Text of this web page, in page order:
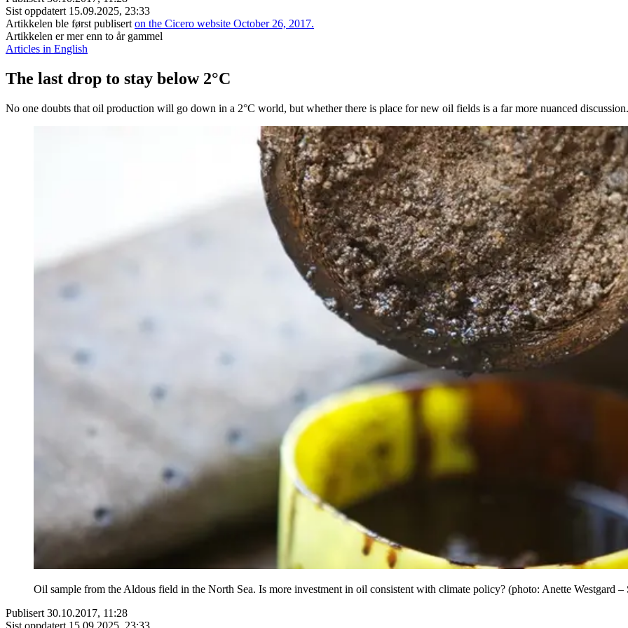
Sist oppdatert 15.09.2025, 23:33
Artikkelen ble først publisert on the Cicero website October 26, 2017.
Artikkelen er mer enn to år gammel
Articles in English
The last drop to stay below 2°C
No one doubts that oil production will go down in a 2°C world, but whether there is place for new oil fields is a far more nuanced discussion.
Oil sample from the Aldous field in the North Sea. Is more investment in oil consistent with climate policy? (photo: Anette Westgard –
Publisert 30.10.2017, 11:28
Sist oppdatert 15.09.2025, 23:33